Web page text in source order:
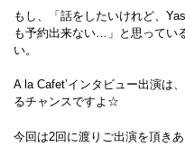
もし、「話をしたいけれど、
も予約出来ない…」と思ってい
い。
A la Cafet’インタビュー出演は
るチャンスですよ☆
今回は2回に渡りご出演を頂き